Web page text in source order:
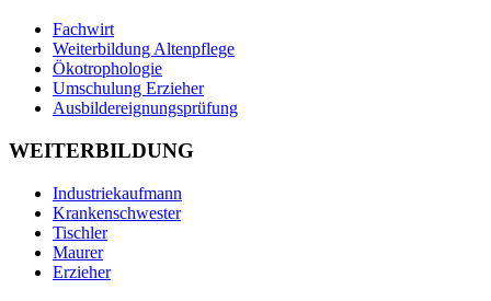
Fachwirt
Weiterbildung Altenpflege
Ökotrophologie
Umschulung Erzieher
Ausbildereignungsprüfung
WEITERBILDUNG
Industriekaufmann
Krankenschwester
Tischler
Maurer
Erzieher